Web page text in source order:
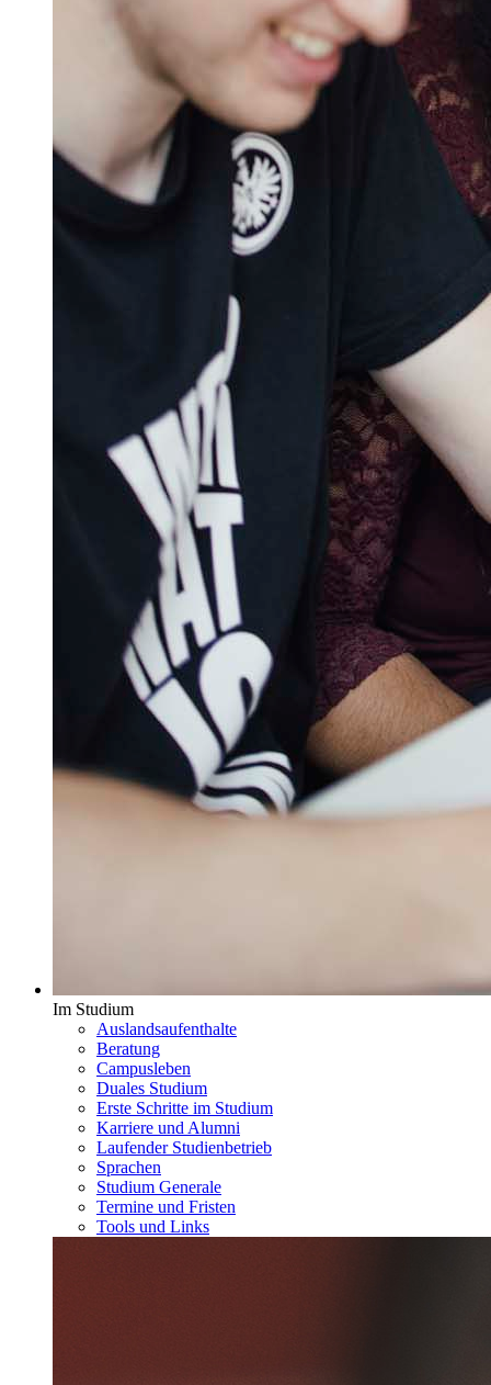
Im Studium
Auslandsaufenthalte
Beratung
Campusleben
Duales Studium
Erste Schritte im Studium
Karriere und Alumni
Laufender Studienbetrieb
Sprachen
Studium Generale
Termine und Fristen
Tools und Links